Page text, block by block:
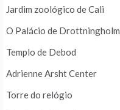
Jardim zoológico de Cali
O Palácio de Drottningholm
Templo de Debod
Adrienne Arsht Center
Torre do relógio